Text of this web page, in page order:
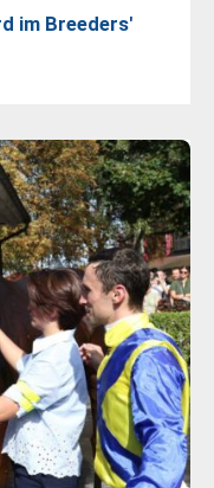
im Breeders'